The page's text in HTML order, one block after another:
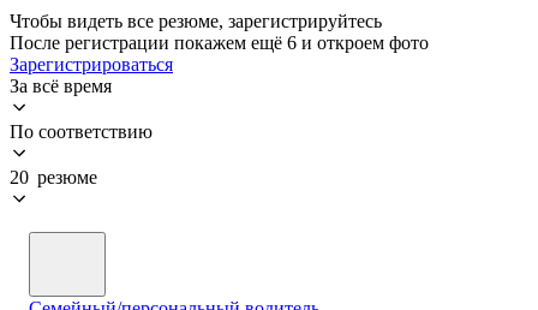
Чтобы видеть все резюме, зарегистрируйтесь
После регистрации покажем ещё 6 и откроем фото
Зарегистрироваться
За всё время
По соответствию
20 резюме